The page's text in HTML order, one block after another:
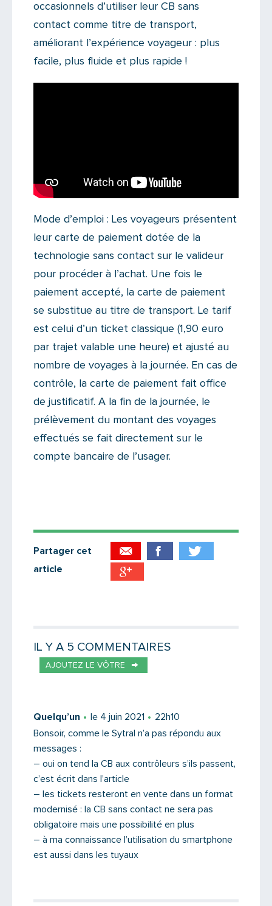
occasionnels d’utiliser leur CB sans
contact comme titre de transport,
améliorant l’expérience voyageur : plus
facile, plus fluide et plus rapide !
Mode d’emploi : Les voyageurs présentent
leur carte de paiement dotée de la
technologie sans contact sur le valideur
pour procéder à l’achat. Une fois le
paiement accepté, la carte de paiement
se substitue au titre de transport. Le tarif
est celui d’un ticket classique (1,90 euro
par trajet valable une heure) et ajusté au
nombre de voyages à la journée. En cas de
contrôle, la carte de paiement fait office
de justificatif. A la fin de la journée, le
prélèvement du montant des voyages
effectués se fait directement sur le
compte bancaire de l’usager.
Partager cet
article
IL Y A 5 COMMENTAIRES
AJOUTEZ LE VÔTRE
Quelqu’un le 4 juin 2021
22h10
Bonsoir, comme le Sytral n’a pas répondu aux
messages :
– oui on tend la CB aux contrôleurs s’ils passent,
c’est écrit dans l’article
– les tickets resteront en vente dans un format
modernisé : la CB sans contact ne sera pas
obligatoire mais une possibilité en plus
– à ma connaissance l’utilisation du smartphone
est aussi dans les tuyaux